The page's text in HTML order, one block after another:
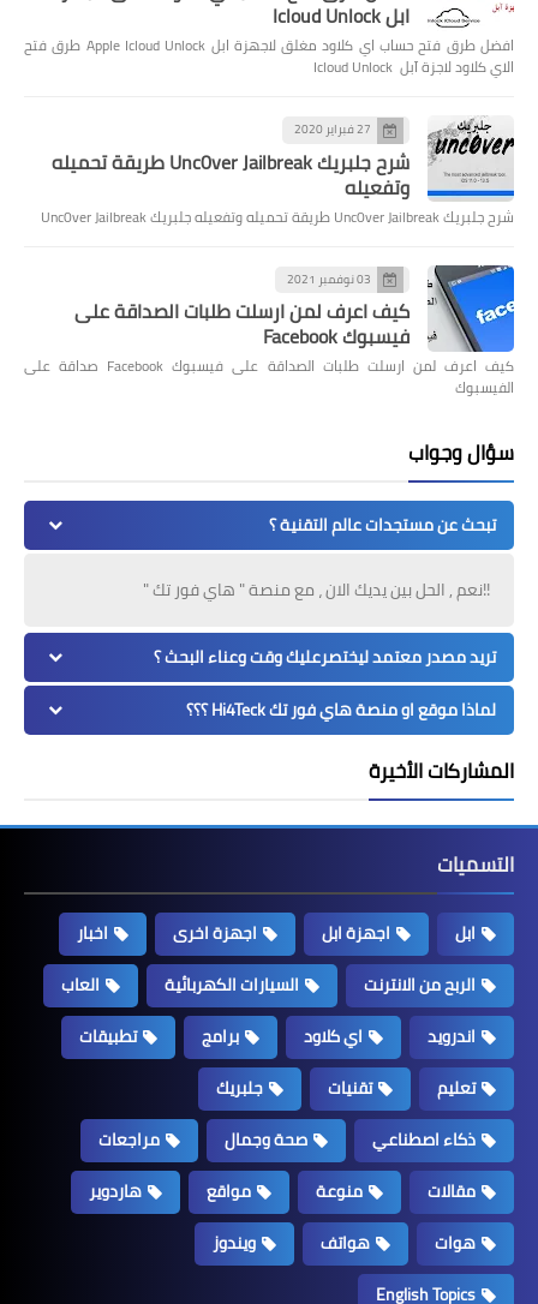
ابل Icloud Unlock
افضل طرق فتح حساب اي كلاود مغلق لاجهزة ابل Apple Icloud Unlock طرق فتح
الاي كلاود لاجزة آبل Icloud Unlock
27 فبراير 2020
شرح جلبريك Unc0ver Jailbreak طريقة تحميله
وتفعيله
شرح جلبريك Unc0ver Jailbreak طريقة تحميله وتفعيله جلبريك Unc0ver Jailbreak
03 نوفمبر 2021
كيف اعرف لمن ارسلت طلبات الصداقة على
فيسبوك Facebook
كيف اعرف لمن ارسلت طلبات الصداقة على فيسبوك Facebook صداقة على
الفيسبوك
سؤال وجواب
تبحث عن مستجدات عالم التقنية ؟
!!نعم , الحل بين يديك الان ، مع منصة " هاي فور تك "
تريد مصدر معتمد ليختصرعليك وقت وعناء البحث ؟
لماذا موقع او منصة هاي فور تك Hi4Teck ؟؟؟
المشاركات الأخيرة
التسميات
ابل اجهزة ابل اجهزة اخرى
اخبار
الربح من الانترنت
السيارات الكهربائية
العاب
اندرويد
اي كلاود برامج
تطبيقات
تعليم
تقنيات
جلبريك
ذكاء اصطناعي
صحة وجمال
مراجعات
مقالات
منوعة مواقع
هاردوير
هوات
هواتف
ويندوز
English Topics